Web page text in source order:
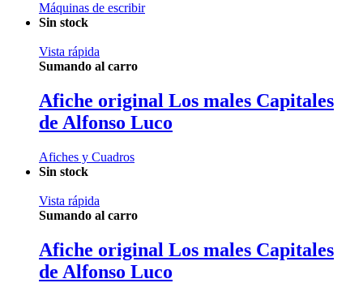
Máquinas de escribir
Sin stock
Vista rápida
Sumando al carro
Afiche original Los males Capitales
de Alfonso Luco
Afiches y Cuadros
Sin stock
Vista rápida
Sumando al carro
Afiche original Los males Capitales
de Alfonso Luco